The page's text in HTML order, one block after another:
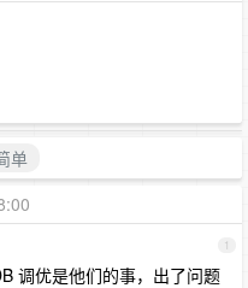
单
1
调优是他们的事，出了问题